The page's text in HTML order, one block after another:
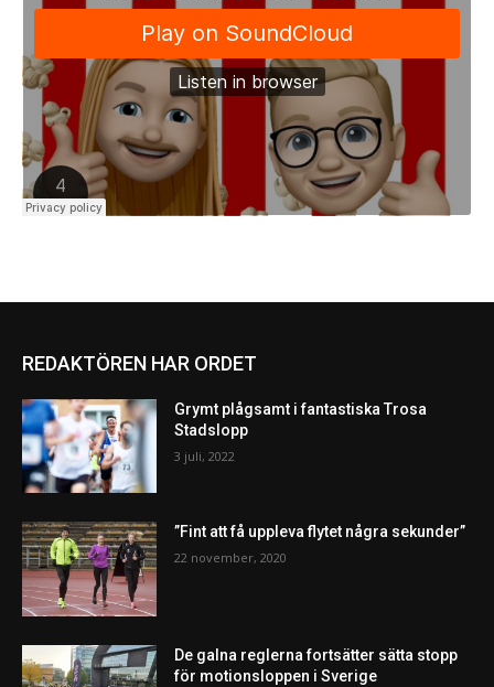
REDAKTÖREN HAR ORDET
Grymt plågsamt i fantastiska Trosa
Stadslopp
3 juli, 2022
”Fint att få uppleva flytet några sekunder”
22 november, 2020
De galna reglerna fortsätter sätta stopp
för motionsloppen i Sverige